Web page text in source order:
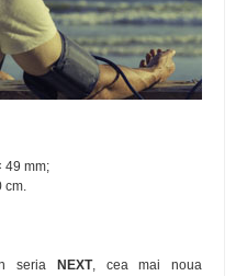
49 mm;
cm.
seria NEXT, cea mai noua